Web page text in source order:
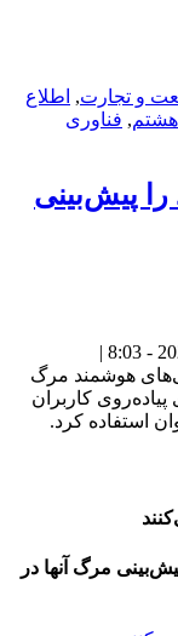
و تجارت, اطلاع
هشتم, فناوری
پیش‌بینی
هوشمند مرگ
کاربران
استفاده کرد.
مرگ آنها در